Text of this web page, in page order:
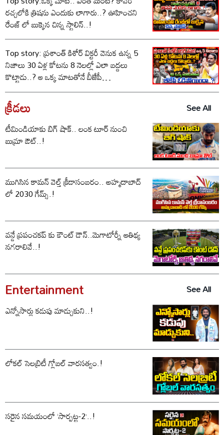
రచ్చలోకి త్రిషను ఎందుకు లాగారు..? ఊహించని
రేంజ్ లో బుక్కైన చిన్న స్టాలిన్..!
Top story: ప్రశాంత్ కిశోర్ విక్టరీ వెనుక ఉన్న 5
నిజాలు 30 ఏళ్ల కోటను 8 నెలల్లో ఎలా బద్దలు
కొట్టాడు..? ఆ ఒక్క మాటతోనే బీజేపీ
ఓడిపోయిందా..?
క్రీడలు
See All
టీమిండియాకు బిగ్ షాక్.. లంక టూర్ నుంచి
బుమ్రా ఔట్..!
ముగిసిన కామన్ వెల్త్ క్రీడాసంబరం.. అహ్మదాబాద్
లో 2030 గేమ్స్.!
వన్డే ప్రపంచకప్ కు కౌంట్ డౌన్..మెగాటోర్నీ ఆతిథ్య
నగరాలివే..!
Entertainment
See All
ఎన్నోసార్లు కడుపు మాడ్చుకుని..!
లోకల్ సెలబ్రిటీ గ్లోబల్ వారసత్వం.!
సరైన సమయంలో ‘సార్పట్ట-2’..!